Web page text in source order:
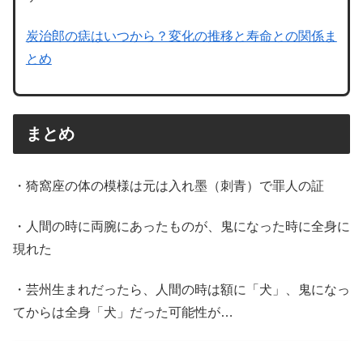
炭治郎の痣はいつから？変化の推移と寿命との関係ま
とめ
まとめ
・猗窩座の体の模様は元は入れ墨（刺青）で罪人の証
・人間の時に両腕にあったものが、鬼になった時に全身に
現れた
・芸州生まれだったら、人間の時は額に「犬」、鬼になっ
てからは全身「犬」だった可能性が…